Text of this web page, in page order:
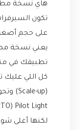
تكون
على حجم
يعني نسخة
تطبيقك في
كل اللي عليك
(Scale-up) وتحويل الـ DNS.
لكنها أغلى